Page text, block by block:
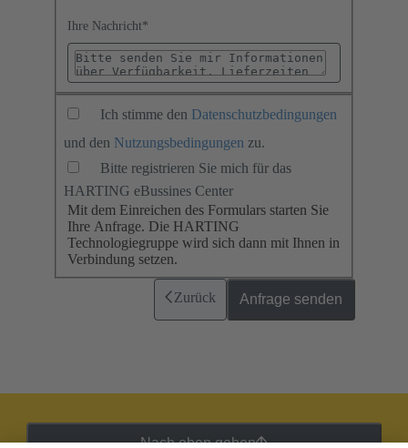
Ihre Nachricht*
Ich stimme den Datenschutzbedingungen
und den Nutzungsbedingungen zu.
Bitte registrieren Sie mich für das
HARTING eBussines Center
Mit dem Einreichen des Formulars starten Sie
Ihre Anfrage. Die HARTING
Technologiegruppe wird sich dann mit Ihnen in
Verbindung setzen.
Zurück Anfrage senden
Nach oben gehen